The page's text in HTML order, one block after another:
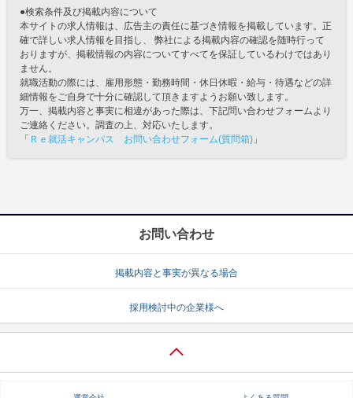
●検索条件及び掲載内容について
本サイトの求人情報は、広告主の責任に基づき情報を掲載しています。正
確で詳しい求人情報を目指し、 弊社による掲載内容の確認を随時行って
おりますが、掲載情報の内容についてすべてを保証しているわけではあり
ません。
就職活動の際には、雇用形態・勤務時間・休日休暇・給与・待遇などの詳
細情報をご自身で十分に確認して頂きますようお願い致します。
万一、掲載内容と事実に相違があった際は、下記問い合わせフォームより
ご連絡ください。調査の上、対応いたします。
「 Ｒｅ就活キャンパス お問い合わせフォーム(質問箱) 」
お問い合わせ
掲載内容と事実が異なる場合
採用検討中の企業様へ